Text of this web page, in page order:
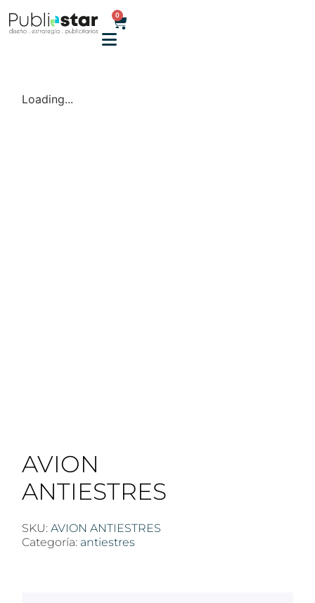
0
Loading...
AVION
ANTIESTRES
SKU: AVION ANTIESTRES
Categoría: antiestres